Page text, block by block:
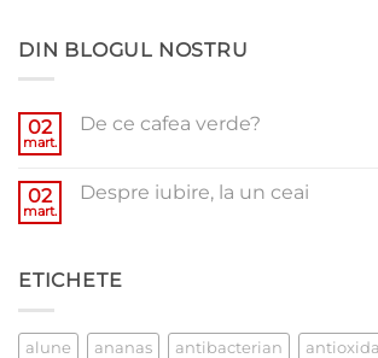
DIN BLOGUL NOSTRU
02
mart.
De ce cafea verde?
De
02
mart.
Despre iubire, la un ceai
iubire,
ETICHETE
alune ananas antibacterian